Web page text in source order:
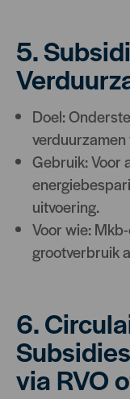
5.
Doel:
Gebruik: Voor
uitvoering.
Voor wie:
grootverbruik
6.
via RVO